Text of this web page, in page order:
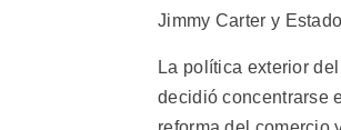
Jimmy Carter y
La política exterior
decidió concentrarse